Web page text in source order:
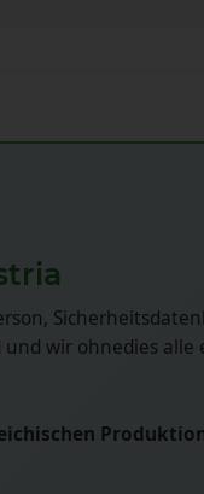
wir ohnedies